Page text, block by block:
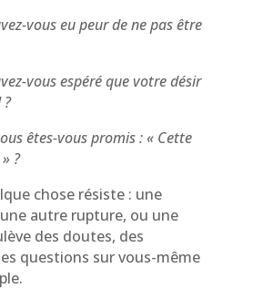
vous eu peur de ne pas être
vous espéré que votre désir
êtes-vous promis : « Cette
?
chose résiste : une
autre rupture, ou une
des doutes, des
questions sur vous-même